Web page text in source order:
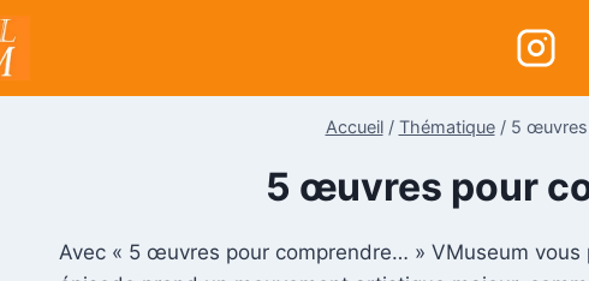
Accueil / Thématique / 5 œuvres
5 œuvres pour
Avec « 5 œuvres pour comprendre… » VMuseum